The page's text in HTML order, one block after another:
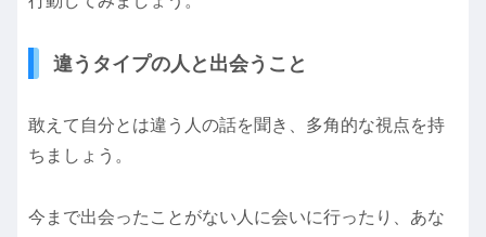
違うタイプの人と出会うこと
敢えて自分とは違う人の話を聞き、多角的な視点を持
ちましょう。
今まで出会ったことがない人に会いに行ったり、あな